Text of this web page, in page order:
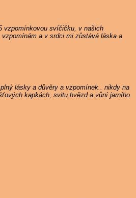
vzpomínkovou svíčičku, v našich
a v srdci mi zůstává láska a
lásky a důvěry a vzpomínek.. nikdy na
kapkách, svitu hvězd a vůní jarního